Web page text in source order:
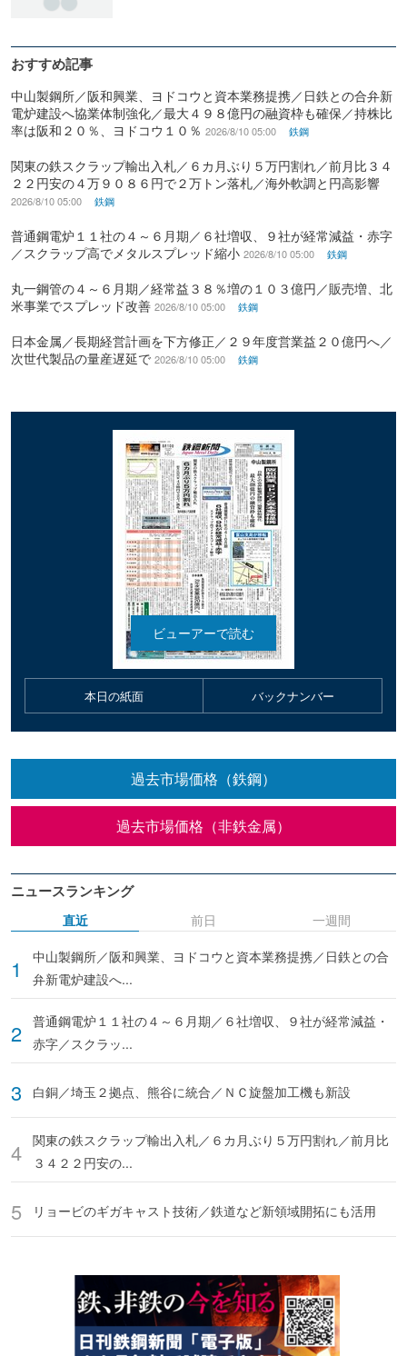
おすすめ記事
中山製鋼所／阪和興業、ヨドコウと資本業務提携／日鉄との合弁新
電炉建設へ協業体制強化／最大４９８億円の融資枠も確保／持株比
率は阪和２０％、ヨドコウ１０％ 2026/8/10 05:00 鉄鋼
関東の鉄スクラップ輸出入札／６カ月ぶり５万円割れ／前月比３４
２２円安の４万９０８６円で２万トン落札／海外軟調と円高影響
2026/8/10 05:00 鉄鋼
普通鋼電炉１１社の４～６月期／６社増収、９社が経常減益・赤字
／スクラップ高でメタルスプレッド縮小 2026/8/10 05:00 鉄鋼
丸一鋼管の４～６月期／経常益３８％増の１０３億円／販売増、北
米事業でスプレッド改善 2026/8/10 05:00 鉄鋼
日本金属／長期経営計画を下方修正／２９年度営業益２０億円へ／
次世代製品の量産遅延で 2026/8/10 05:00 鉄鋼
本日の紙面 バックナンバー
過去市場価格（鉄鋼）
過去市場価格（非鉄金属）
ニュースランキング
直近
中山製鋼所／阪和興業、ヨドコウと資本業務提携／日鉄との合
弁新電炉建設へ...
普通鋼電炉１１社の４～６月期／６社増収、９社が経常減益・
赤字／スクラッ...
白銅／埼玉２拠点、熊谷に統合／ＮＣ旋盤加工機も新設
関東の鉄スクラップ輸出入札／６カ月ぶり５万円割れ／前月比
３４２２円安の...
リョービのギガキャスト技術／鉄道など新領域開拓にも活用
前日 一週間